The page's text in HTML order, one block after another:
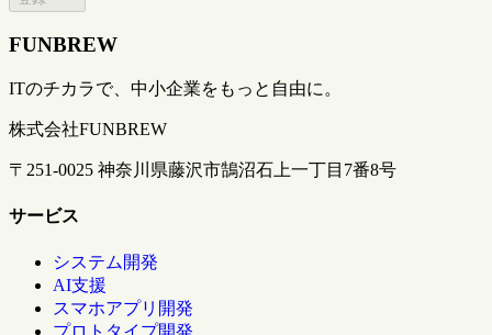
FUNBREW
ITのチカラで、中小企業をもっと自由に。
株式会社FUNBREW
〒251-0025 神奈川県藤沢市鵠沼石上一丁目7番8号
サービス
システム開発
AI支援
スマホアプリ開発